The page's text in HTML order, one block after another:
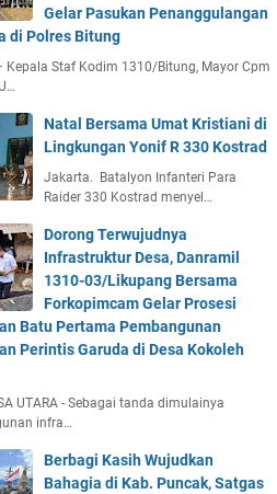
Gelar Pasukan Penanggulangan
di Polres Bitung
Kepala Staf Kodim 1310/Bitung, Mayor Cpm
Natal Bersama Umat Kristiani di
Lingkungan Yonif R 330 Kostrad
Jakarta. Batalyon Infanteri Para
Raider 330 Kostrad menyel…
Dorong Terwujudnya
Infrastruktur Desa, Danramil
1310-03/Likupang Bersama
Forkopimcam Gelar Prosesi
Batu Pertama Pembangunan
Perintis Garuda di Desa Kokoleh
UTARA - Sebagai tanda dimulainya
infra…
Berbagi Kasih Wujudkan
Bahagia di Kab. Puncak, Satgas